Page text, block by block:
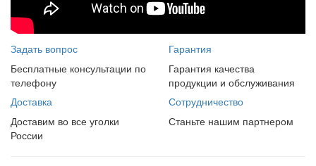
Задать вопрос
Бесплатные консультации по
телефону
Гарантия
Гарантия качества
продукции и обслуживания
Доставка
Доставим во все уголки
России
Сотрудничество
Станьте нашим партнером